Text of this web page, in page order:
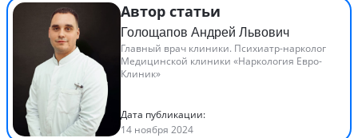
Автор статьи
Голощапов Андрей Львович
Главный врач клиники. Психиатр-нарколог
Медицинской клиники «Наркология Евро-
Клиник»
Дата публикации:
14 ноября 2024